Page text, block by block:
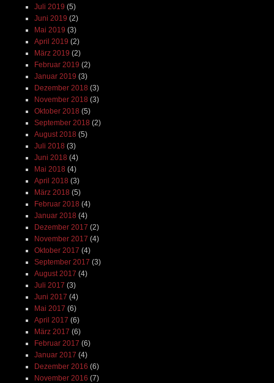
Juli 2019 (5)
Juni 2019 (2)
Mai 2019 (3)
April 2019 (2)
März 2019 (2)
Februar 2019 (2)
Januar 2019 (3)
Dezember 2018 (3)
November 2018 (3)
Oktober 2018 (5)
September 2018 (2)
August 2018 (5)
Juli 2018 (3)
Juni 2018 (4)
Mai 2018 (4)
April 2018 (3)
März 2018 (5)
Februar 2018 (4)
Januar 2018 (4)
Dezember 2017 (2)
November 2017 (4)
Oktober 2017 (4)
September 2017 (3)
August 2017 (4)
Juli 2017 (3)
Juni 2017 (4)
Mai 2017 (6)
April 2017 (6)
März 2017 (6)
Februar 2017 (6)
Januar 2017 (4)
Dezember 2016 (6)
November 2016 (7)